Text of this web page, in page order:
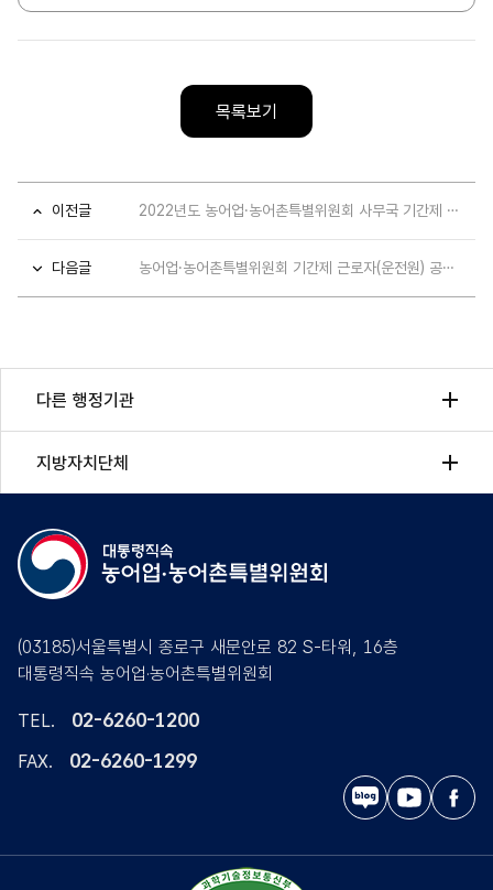
목록보기
이전글 2022년도 농어업·농어촌특별위원회 사무국 기간제 근로자(운전원) 채용 공고
다음글 농어업·농어촌특별위원회 기간제 근로자(운전원) 공고 서류전형 합격자 발표 및 면접시험 공고
다른 행정기관
지방자치단체
(03185)서울특별시 종로구 새문안로 82 S-타워, 16층
대통령직속 농어업·농어촌특별위원회
TEL. 02-6260-1200
FAX. 02-6260-1299
블
로
유
튜
페
이